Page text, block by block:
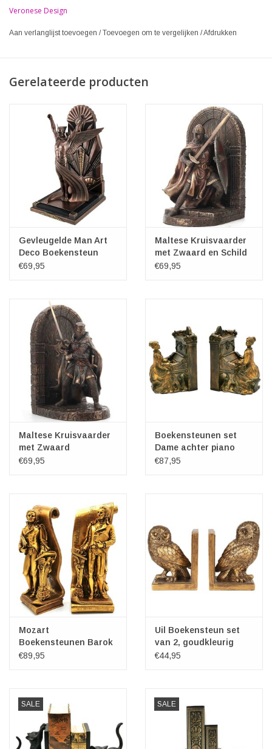
Veronese Design
Aan verlanglijst toevoegen /Toevoegen om te vergelijken /Afdrukken
Gerelateerde producten
Gevleugelde Man Art
Deco Boekensteun
Veronese Design
€69,95
Maltese Kruisvaarder
met Zwaard en Schild
Boekensteun
€69,95
Maltese Kruisvaarder
met Zwaard
Boekensteun
€69,95
Boekensteunen set
Dame achter piano
Barok stijl
€87,95
Mozart
Boekensteunen Barok
stijl set van 2
€89,95
Uil Boekensteun set
van 2, goudkleurig
€44,95
SALE SALE